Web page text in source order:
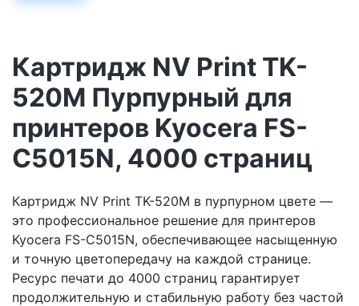
Картридж NV Print TK-
520M Пурпурный для
принтеров Kyocera FS-
C5015N, 4000 страниц
Картридж NV Print TK-520M в пурпурном цвете —
это профессиональное решение для принтеров
Kyocera FS-C5015N, обеспечивающее насыщенную
и точную цветопередачу на каждой странице.
Ресурс печати до 4000 страниц гарантирует
продолжительную и стабильную работу без частой